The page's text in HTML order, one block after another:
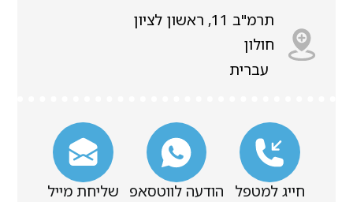
תרמ"ב 11, ראשון לציון
חולון
עברית
חייג למטפל הודעה לווטסאפ שליחת מייל